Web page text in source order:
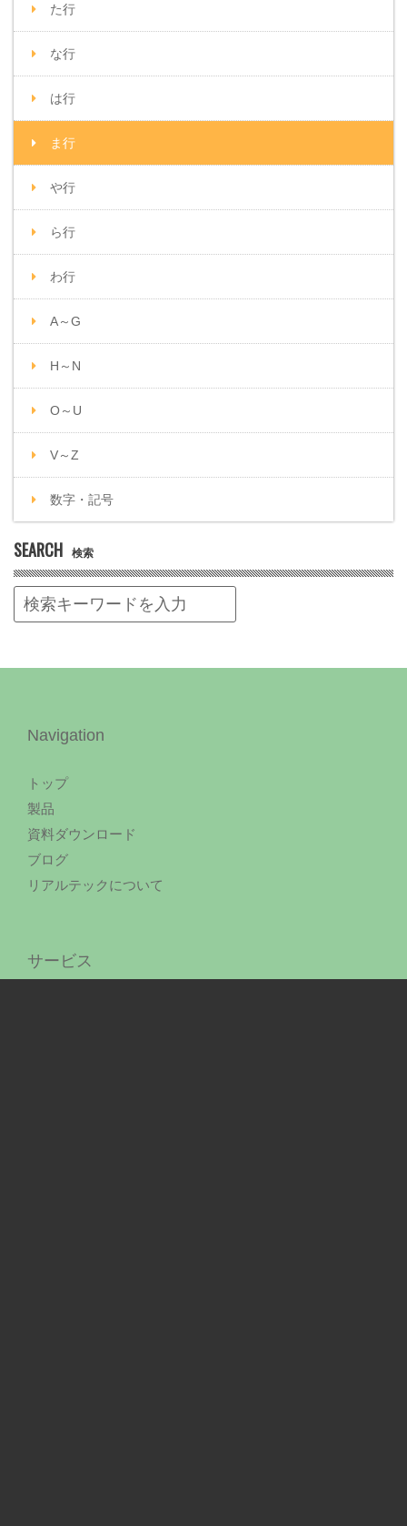
た行
な行
は行
ま行
や行
ら行
わ行
A～G
H～N
O～U
V～Z
数字・記号
SEARCH 検索
Navigation
トップ
製品
資料ダウンロード
ブログ
リアルテックについて
サービス